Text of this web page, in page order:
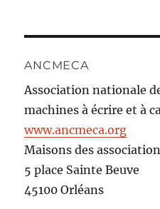
ANCMECA
Association nationale
machines à écrire et à
www.ancmeca.org
Maisons des
5 place Sainte Beuve
45100 Orléans